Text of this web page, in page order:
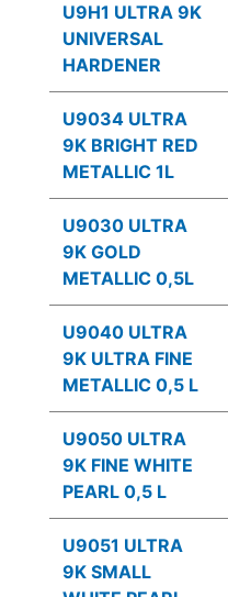
U9H1 ULTRA 9K
UNIVERSAL
HARDENER
U9034 ULTRA
9K BRIGHT RED
METALLIC 1L
U9030 ULTRA
9K GOLD
METALLIC 0,5L
U9040 ULTRA
9K ULTRA FINE
METALLIC 0,5 L
U9050 ULTRA
9K FINE WHITE
PEARL 0,5 L
U9051 ULTRA
9K SMALL